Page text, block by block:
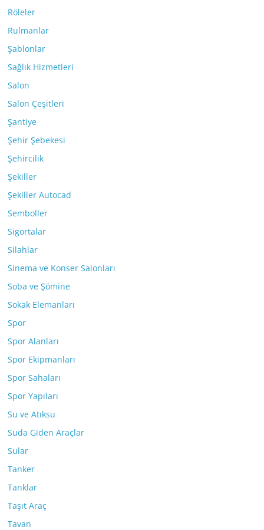
Röleler
Rulmanlar
Şablonlar
Sağlık Hizmetleri
Salon
Salon Çeşitleri
Şantiye
Şehir Şebekesi
Şehircilik
Şekiller
Şekiller Autocad
Semboller
Sigortalar
Silahlar
Sinema ve Konser Salonları
Soba ve Şömine
Sokak Elemanları
Spor
Spor Alanları
Spor Ekipmanları
Spor Sahaları
Spor Yapıları
Su ve Atıksu
Suda Giden Araçlar
Sular
Tanker
Tanklar
Taşıt Araç
Tavan